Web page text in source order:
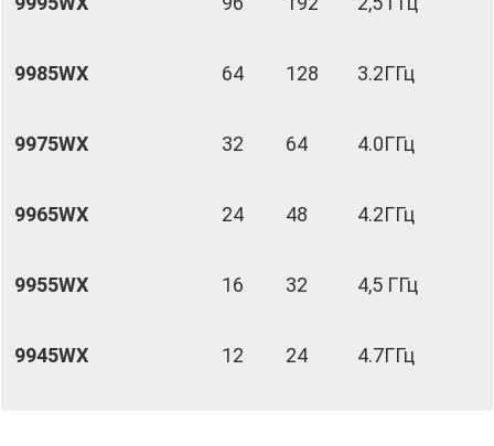
9985WX 64 128 3.2ГГц
9975WX 32 64 4.0ГГц
9965WX 24 48 4.2ГГц
9955WX 16 32 4,5 ГГц
9945WX 12 24 4.7ГГц